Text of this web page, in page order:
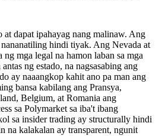
at dapat ipahayag nang malinaw. Ang
hindi tiyak. Ang Nevada at
ng mga legal na hamon laban sa mga
ng estado, na nagsasabing ang
ay naaangkop kahit ano pa man ang
bansa kabilang ang Pransya,
Belgium, at Romania ang
sa Polymarket sa iba't ibang
sa insider trading ay structurally hindi
na kalakalan ay transparent, ngunit